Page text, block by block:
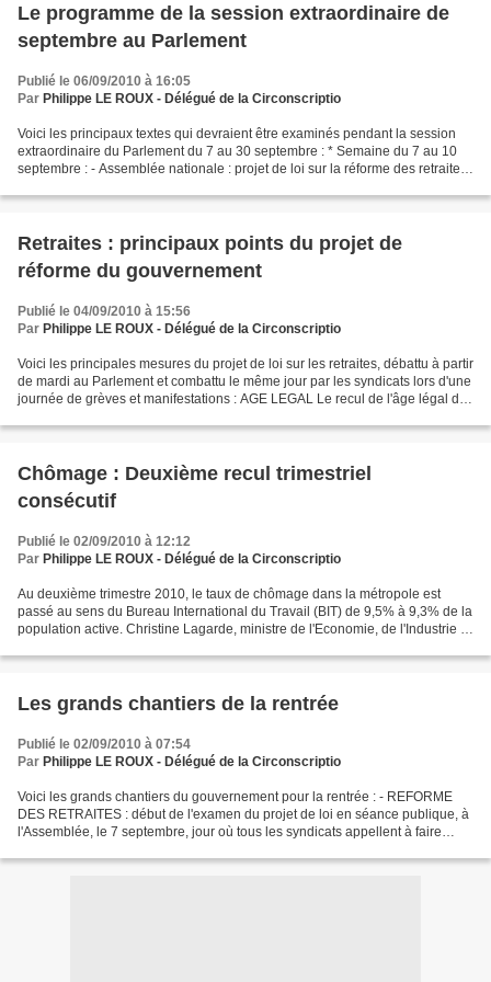
Le programme de la session extraordinaire de
septembre au Parlement
Publié le 06/09/2010 à 16:05
Par Philippe LE ROUX - Délégué de la Circonscriptio
Voici les principaux textes qui devraient être examinés pendant la session
extraordinaire du Parlement du 7 au 30 septembre : * Semaine du 7 au 10
septembre : - Assemblée nationale : projet de loi sur la réforme des retraites
Retraites : principaux points du projet de
réforme du gouvernement
Publié le 04/09/2010 à 15:56
Par Philippe LE ROUX - Délégué de la Circonscriptio
Voici les principales mesures du projet de loi sur les retraites, débattu à partir
de mardi au Parlement et combattu le même jour par les syndicats lors d'une
journée de grèves et manifestations : AGE LEGAL Le recul de l'âge légal de
Chômage : Deuxième recul trimestriel
consécutif
Publié le 02/09/2010 à 12:12
Par Philippe LE ROUX - Délégué de la Circonscriptio
Au deuxième trimestre 2010, le taux de chômage dans la métropole est
passé au sens du Bureau International du Travail (BIT) de 9,5% à 9,3% de la
population active. Christine Lagarde, ministre de l'Economie, de l'Industrie et
Les grands chantiers de la rentrée
Publié le 02/09/2010 à 07:54
Par Philippe LE ROUX - Délégué de la Circonscriptio
Voici les grands chantiers du gouvernement pour la rentrée : - REFORME
DES RETRAITES : début de l'examen du projet de loi en séance publique, à
l'Assemblée, le 7 septembre, jour où tous les syndicats appellent à faire